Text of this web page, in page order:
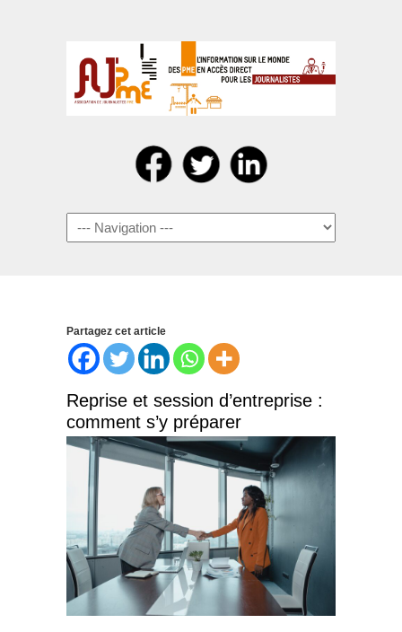
Navigation
Partagez cet article
Reprise et session d’entreprise :
comment s’y préparer